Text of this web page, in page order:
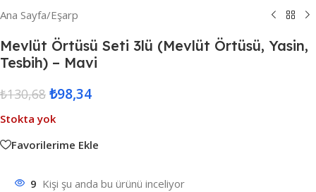
Ana Sayfa/Eşarp
Mevlüt Örtüsü Seti 3lü (Mevlüt Örtüsü, Yasin,
Tesbih) – Mavi
₺130,68 ₺98,34
Stokta yok
Favorilerime Ekle
9 Kişi şu anda bu ürünü inceliyor